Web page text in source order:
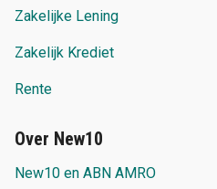
Zakelijke Lening
Zakelijk Krediet
Rente
Over New10
New10 en ABN AMRO